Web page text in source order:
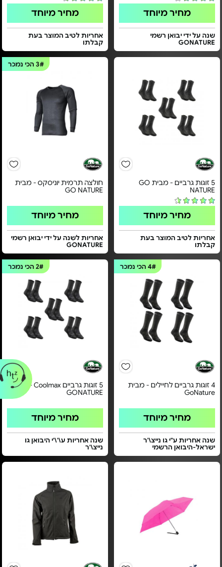
מחיר מיוחד
שנה על ידי יבואן רשמי
GONATURE
מחיר מיוחד
אחריות לטיב המוצר בעת
קבלתו
5 זוגות גרביים - מבית GO
NATURE
מחיר מיוחד
אחריות לטיב המוצר בעת
קבלתו
3#הכי נמכר
חולצה תרמית יוניסקס - מבית
GO NATURE
מחיר מיוחד
אחריות לשנה על ידי יבואן רשמי
GONATURE
4#הכי נמכר
4 זוגות גרביים לחיילים - מבית
GoNature
מחיר מיוחד
שנה אחריות ע"י גו נייצ\'ר
ישראל-היבואן הרשמי
2#הכי נמכר
5 זוגות גרביים Coolmax - מבית
GONATURE
מחיר מיוחד
שנה אחריות ע\'\'י היבואן גו
נייצ\'ר